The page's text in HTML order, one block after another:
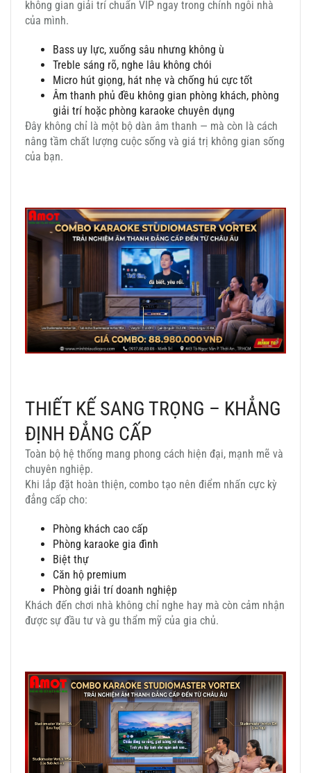
không gian giải trí chuẩn VIP ngay trong chính ngôi nhà
của mình.
Bass uy lực, xuống sâu nhưng không ù
Treble sáng rõ, nghe lâu không chói
Micro hút giọng, hát nhẹ và chống hú cực tốt
Âm thanh phủ đều không gian phòng khách, phòng
giải trí hoặc phòng karaoke chuyên dụng
Đây không chỉ là một bộ dàn âm thanh — mà còn là cách
nâng tầm chất lượng cuộc sống và giá trị không gian sống
của bạn.
THIẾT KẾ SANG TRỌNG – KHẲNG
ĐỊNH ĐẲNG CẤP
Toàn bộ hệ thống mang phong cách hiện đại, mạnh mẽ và
chuyên nghiệp.
Khi lắp đặt hoàn thiện, combo tạo nên điểm nhấn cực kỳ
đẳng cấp cho:
Phòng khách cao cấp
Phòng karaoke gia đình
Biệt thự
Căn hộ premium
Phòng giải trí doanh nghiệp
Khách đến chơi nhà không chỉ nghe hay mà còn cảm nhận
được sự đầu tư và gu thẩm mỹ của gia chủ.